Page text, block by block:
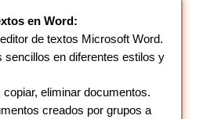
en Word:
de textos Microsoft Word.
sencillos en diferentes estilos y
eliminar documentos.
creados por grupos a